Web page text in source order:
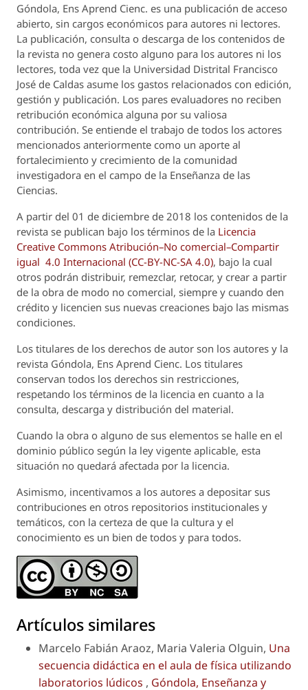
Góndola, Ens Aprend Cienc. es una publicación de acceso
abierto, sin cargos económicos para autores ni lectores.
La publicación, consulta o descarga de los contenidos de
la revista no genera costo alguno para los autores ni los
lectores, toda vez que la Universidad Distrital Francisco
José de Caldas asume los gastos relacionados con edición,
gestión y publicación. Los pares evaluadores no reciben
retribución económica alguna por su valiosa
contribución. Se entiende el trabajo de todos los actores
mencionados anteriormente como un aporte al
fortalecimiento y crecimiento de la comunidad
investigadora en el campo de la Enseñanza de las
Ciencias.
A partir del 01 de diciembre de 2018 los contenidos de la
revista se publican bajo los términos de la Licencia
Creative Commons Atribución–No comercial–Compartir
igual 4.0 Internacional (CC-BY-NC-SA 4.0), bajo la cual
otros podrán distribuir, remezclar, retocar, y crear a partir
de la obra de modo no comercial, siempre y cuando den
crédito y licencien sus nuevas creaciones bajo las mismas
condiciones.
Los titulares de los derechos de autor son los autores y la
revista Góndola, Ens Aprend Cienc. Los titulares
conservan todos los derechos sin restricciones,
respetando los términos de la licencia en cuanto a la
consulta, descarga y distribución del material.
Cuando la obra o alguno de sus elementos se halle en el
dominio público según la ley vigente aplicable, esta
situación no quedará afectada por la licencia.
Asimismo, incentivamos a los autores a depositar sus
contribuciones en otros repositorios institucionales y
temáticos, con la certeza de que la cultura y el
conocimiento es un bien de todos y para todos.
Artículos similares
Marcelo Fabián Araoz, Maria Valeria Olguin, Una
secuencia didáctica en el aula de física utilizando
laboratorios lúdicos , Góndola, Enseñanza y